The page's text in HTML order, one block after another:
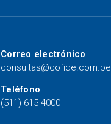
Correo electrónico
consultas@cofide.com.pe
Teléfono
(511) 615-4000